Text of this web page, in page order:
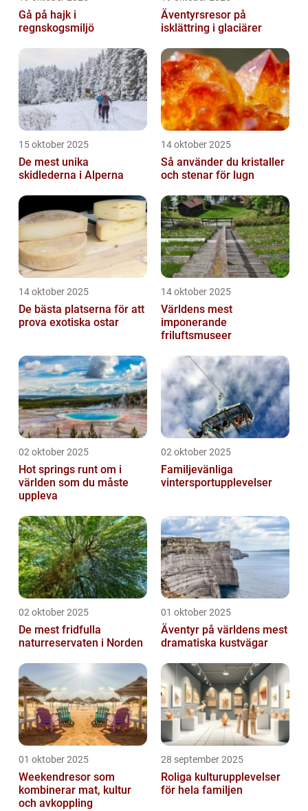
Gå på hajk i
regnskogsmiljö
Äventyrsresor på
isklättring i glaciärer
15 oktober 2025
De mest unika
skidlederna i Alperna
14 oktober 2025
Så använder du kristaller
och stenar för lugn
14 oktober 2025
De bästa platserna för att
prova exotiska ostar
14 oktober 2025
Världens mest
imponerande
friluftsmuseer
02 oktober 2025
Hot springs runt om i
världen som du måste
uppleva
02 oktober 2025
Familjevänliga
vintersportupplevelser
02 oktober 2025
De mest fridfulla
naturreservaten i Norden
01 oktober 2025
Äventyr på världens mest
dramatiska kustvägar
01 oktober 2025
Weekendresor som
kombinerar mat, kultur
och avkoppling
28 september 2025
Roliga kulturupplevelser
för hela familjen